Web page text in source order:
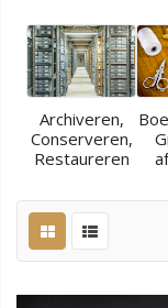
Archiveren,
Conserveren,
Restaureren